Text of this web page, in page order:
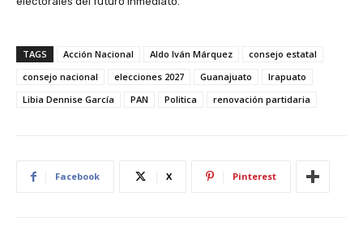
TAGS Acción Nacional Aldo Iván Márquez
consejo estatal
consejo nacional
elecciones 2027 Guanajuato
Irapuato
Libia Dennise García
PAN Politica renovación partidaria
Facebook X Pinterest